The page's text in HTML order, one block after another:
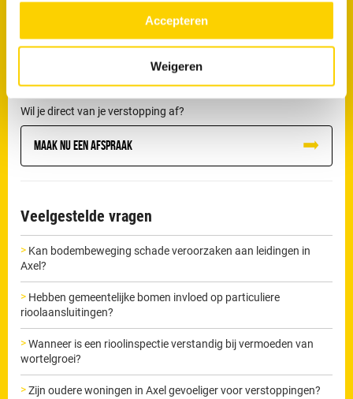
meer over in onsprivacy beleid.
Accepteren
Weigeren
De loodgieters van RRS in Axel beschikken over professionele
apparatuur om dit soort verstoppingen zorgvuldig te verhelpen
en herhaling te voorkomen.
Wil je direct van je verstopping af?
Maak nu een afspraak
Veelgestelde vragen
Kan bodembeweging schade veroorzaken aan leidingen in
Axel?
Hebben gemeentelijke bomen invloed op particuliere
rioolaansluitingen?
Wanneer is een rioolinspectie verstandig bij vermoeden van
wortelgroei?
Zijn oudere woningen in Axel gevoeliger voor verstoppingen?